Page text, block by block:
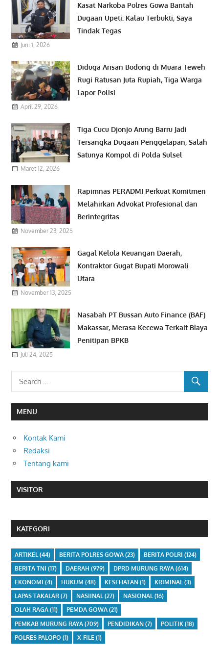
Kasat Narkoba Polres Gowa Bantah
Dugaan Upeti: Kalau Terbukti, Saya
Tindak Tegas
Juni 1, 2026
Diduga Arisan Bodong di Muara Teweh
Rugi Ratusan Juta Rupiah, Tiga Warga
Lapor Polisi
April 29, 2026
Tiga Cucu Djonjo Arung Barru Jadi
Tersangka Dugaan Penggelapan, Salah
Satunya Kompol di Polda Sulsel
Maret 12, 2026
Rapimnas PERADMI Perkuat Komitmen
Melahirkan Advokat Profesional dan
Berintegritas
November 23, 2025
Gagal Kelola Keuangan Daerah,
Kontraktor Gugat Bupati Morowali
Utara
November 13, 2025
Nasabah PT Bussan Auto Finance (BAF)
Makassar, Merasa Kecewa Terkait Biaya
Penitipan BPKB
Juli 24, 2025
MENU
Kontak Kami
Redaksi
Tentang kami
VISITOR
KATEGORI
ARTIKEL (44) BERITA POLRES GOWA(23) BERITA POLRI (124)
BERITA TNI (17) DAERAH (979) DPRD MURUNG RAYA(614)
EKONOMI (4) HUKUM (48) KESEHATAN(1) KRIMINAL(3)
LAPAS TAKALAR(7) NASIINAL(27) NASIONAL(16)
OLAH RAGA(11) PEMDA GOWA(21)
PEMKAB MURUNG RAYA(709) PENDIDIKAN(7) POLITIK(18)
POLRES PALOPO (1) X-FILE (1)